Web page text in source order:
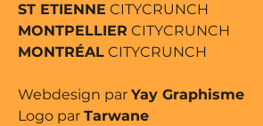
ST ETIENNE CITYCRUNCH
MONTPELLIER CITYCRUNCH
MONTRÉAL CITYCRUNCH
Webdesign par Yay Graphisme
Logo par Tarwane